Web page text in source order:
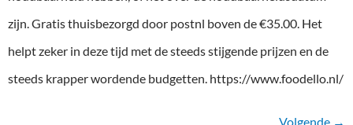
zijn. Gratis thuisbezorgd door postnl boven de €35.00. Het
helpt zeker in deze tijd met de steeds stijgende prijzen en de
steeds krapper wordende budgetten. https://www.foodello.nl/
Volgende →